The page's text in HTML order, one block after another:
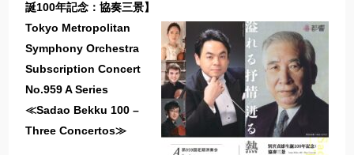
誕100年記念：協奏三景】
Tokyo Metropolitan
Symphony Orchestra
Subscription Concert
No.959 A Series
≪Sadao Bekku 100 –
Three Concertos≫